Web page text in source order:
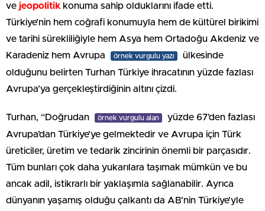
ve jeopolitik konuma sahip olduklarını ifade etti.
Türkiye’nin hem coğrafi konumuyla hem de kültürel birikimi
ve tarihi sürekliliğiyle hem Asya hem Ortadoğu Akdeniz ve
Karadeniz hem Avrupa
örnek vurgulu yazı
ülkesinde
olduğunu belirten Turhan Türkiye ihracatının yüzde fazlası
Avrupa’ya gerçekleştirdiğinin altını çizdi.
Turhan, “Doğrudan örnek vurgulu alan
yüzde 67’den fazlası
Avrupa’dan Türkiye’ye gelmektedir ve Avrupa için Türk
üreticiler, üretim ve tedarik zincirinin önemli bir parçasıdır.
Tüm bunları çok daha yukarılara taşımak mümkün ve bu
ancak adil, istikrarlı bir yaklaşımla sağlanabilir. Ayrıca
dünyanın yaşamış olduğu çalkantı da AB’nin Türkiye’yle